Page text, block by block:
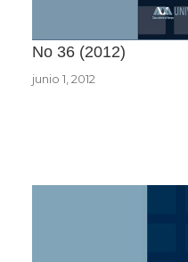
No 36 2012
junio 1, 2012